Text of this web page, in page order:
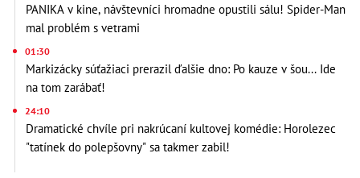
PANIKA v kine, návštevníci hromadne opustili sálu! Spider-Man
mal problém s vetrami
01:30
Markizácky súťažiaci prerazil ďalšie dno: Po kauze v šou... Ide
na tom zarábať!
24:10
Dramatické chvíle pri nakrúcaní kultovej komédie: Horolezec
"tatínek do polepšovny" sa takmer zabil!